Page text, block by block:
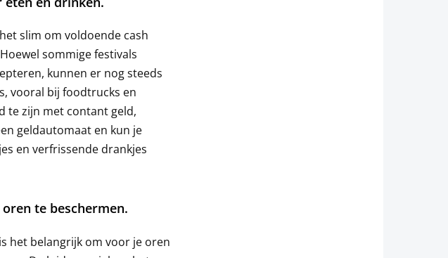
slim om voldoende cash
sommige festivals
kunnen er nog steeds
vooral bij foodtrucks en
te zijn met contant geld,
geldautomaat en kun je
en verfrissende drankjes
te beschermen.
het belangrijk om voor je oren